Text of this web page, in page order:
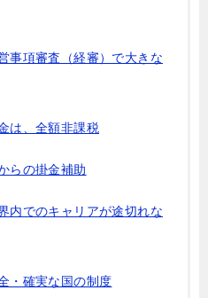
事項審査（経審）で大きな
は、全額非課税
らの掛金補助
内でのキャリアが途切れな
・確実な国の制度